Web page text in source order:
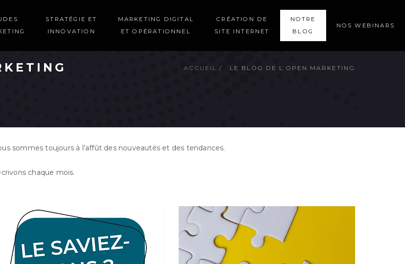
STRATÉGIE ET
INNOVATION
MARKETING DIGITAL
ET OPÉRATIONNEL
CRÉATION DE
SITE INTERNET
NOTRE
BLOG
NOS WEBINARS
ACCUEIL LE BLOG DE L’OPEN MARKETING
sommes toujours à l’affût des nouveautés et des tendances.
chaque mois.